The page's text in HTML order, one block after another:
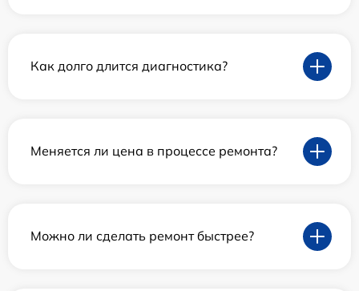
Как долго длится диагностика?
Меняется ли цена в процессе ремонта?
Можно ли сделать ремонт быстрее?